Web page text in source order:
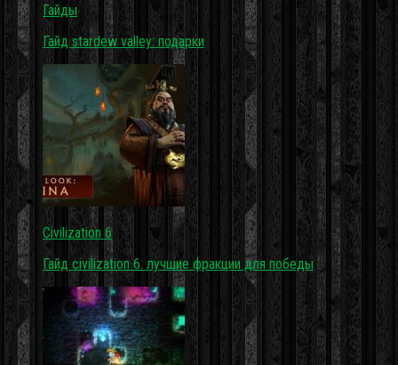
Гайды
Гайд stardew valley: подарки
Civilization 6
Гайд civilization 6. лучшие фракции для победы